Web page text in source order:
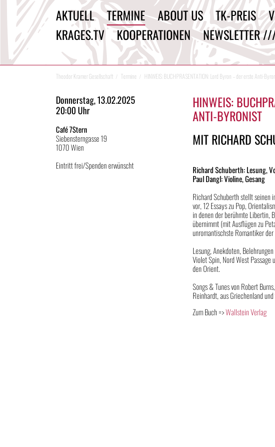
AKTUELL TERMINE ABOUT US TK-PREIS
KRAGES.TV
KOOPERATIONEN NEWSLETTER
Theodor Kramer Gesellschaft Termine HINWEIS: BUCHPRÄSENTATION: Lord Byron – der erste Anti-
Donnerstag, 13.02.2025
20:00 Uhr
Café 7Stern
Siebensterngasse 19
1070 Wien
Eintritt frei/Spenden erwünscht
HINWEIS:
ANTI-BYRONIST
MIT RICHARD
Richard Schuberth: Lesung,
Paul Dangl: Violine, Gesang
Richard Schuberth stellt seinen
vor, 12 Essays zu Pop,
in denen der berühmte Libertin,
übernimmt (mit Ausflügen zu
unromantischste Romantiker
Lesung, Anekdoten,
Violet Spin, Nord West Passage
den Orient.
Songs & Tunes von Robert
Reinhardt, aus Griechenland
Zum Buch =>Wallstein Verlag